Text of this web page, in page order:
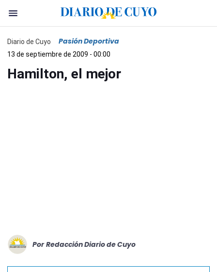
Diario de Cuyo Pasión Deportiva
13 de septiembre de 2009 - 00:00
Hamilton, el mejor
Por Redacción Diario de Cuyo